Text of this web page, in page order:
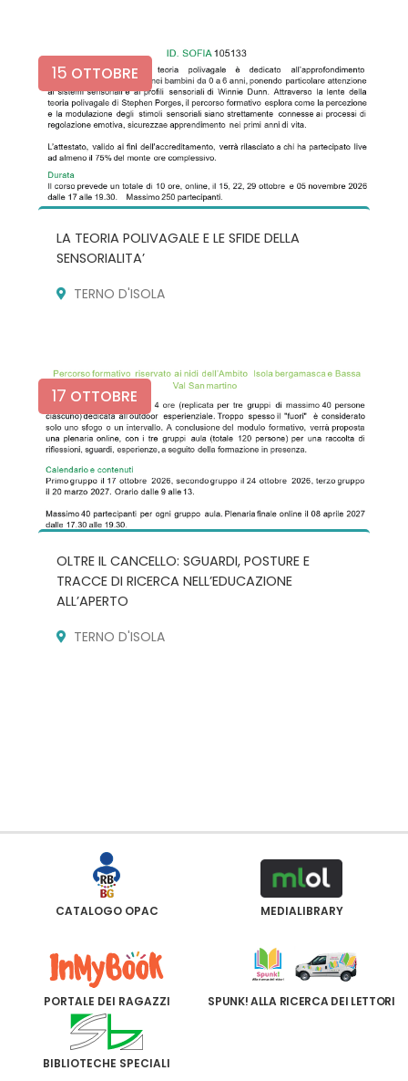
15 OTTOBRE
LA TEORIA POLIVAGALE E LE SFIDE DELLA
SENSORIALITA’
TERNO D'ISOLA
17 OTTOBRE
OLTRE IL CANCELLO: SGUARDI, POSTURE E
TRACCE DI RICERCA NELL’EDUCAZIONE
ALL’APERTO
TERNO D'ISOLA
CATALOGO OPAC MEDIALIBRARY
PORTALE DEI RAGAZZI SPUNK! ALLA RICERCA DEI LETTORI
BIBLIOTECHE SPECIALI